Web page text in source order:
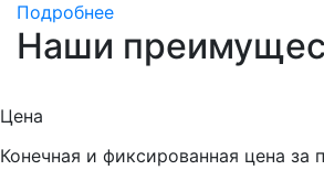
Подробнее
Наши
Цена
Конечная и фиксированная цена за